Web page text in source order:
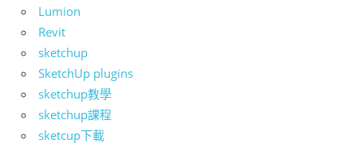
Lumion
Revit
sketchup
SketchUp plugins
sketchup教學
sketchup課程
sketcup下載